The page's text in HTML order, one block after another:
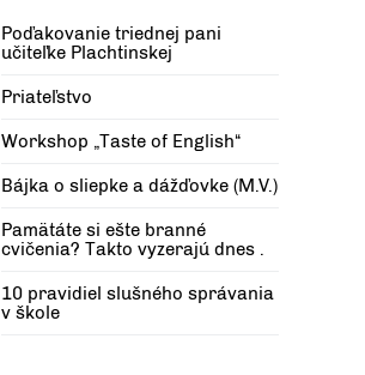
Poďakovanie triednej pani
učiteľke Plachtinskej
Priateľstvo
Workshop „Taste of English“
Bájka o sliepke a dážďovke (M.V.)
Pamätáte si ešte branné
cvičenia? Takto vyzerajú dnes .
10 pravidiel slušného správania
v škole